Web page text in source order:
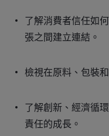
了解消費者信任如
張之間建立連結。
檢視在原料、包裝
了解創新、經濟循
責任的成長。